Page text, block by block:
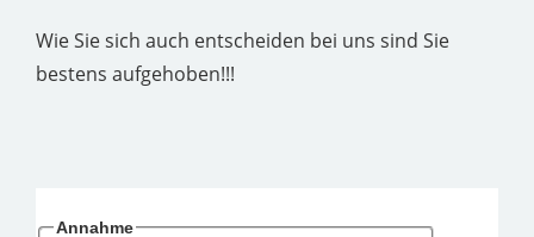
Wie Sie sich auch entscheiden bei uns sind Sie
bestens aufgehoben!!!